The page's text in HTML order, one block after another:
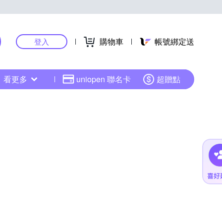
登入 購物車 帳號綁定送
看更多 uniopen 聯名卡 超贈點